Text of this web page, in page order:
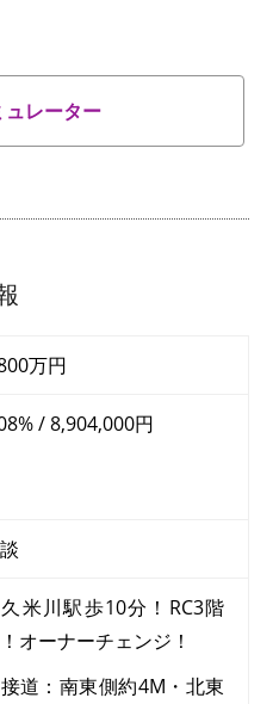
ュレーター
万円
/ 8,904,000円
米川駅歩10分！RC3階
オーナーチェンジ！
道：南東側約4M・北東